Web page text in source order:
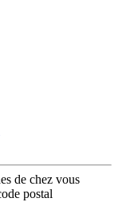
de chez vous
postal